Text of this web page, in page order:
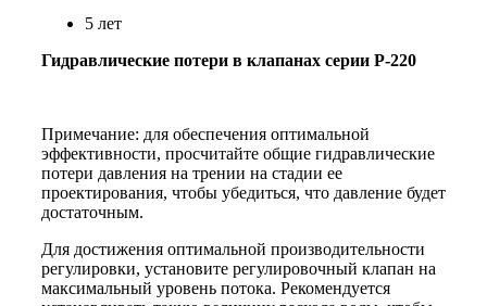
5 лет
Гидравлические потери в клапанах серии P-220
Примечание: для обеспечения оптимальной
эффективности, просчитайте общие гидравлические
потери давления на трении на стадии ее
проектирования, чтобы убедиться, что давление будет
достаточным.
Для достижения оптимальной производительности
регулировки, установите регулировочный клапан на
максимальный уровень потока. Рекомендуется